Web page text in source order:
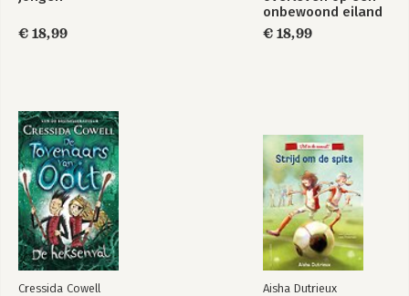
€ 18,99
onbewoond eiland
€ 18,99
Cressida Cowell Aisha Dutrieux